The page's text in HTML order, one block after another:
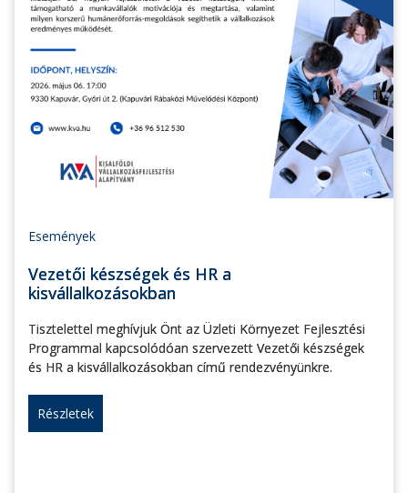
Események
Vezetői készségek és HR a
kisvállalkozásokban
Tisztelettel meghívjuk Önt az Üzleti Környezet Fejlesztési
Programmal kapcsolódóan szervezett Vezetői készségek
és HR a kisvállalkozásokban című rendezvényünkre.
Részletek